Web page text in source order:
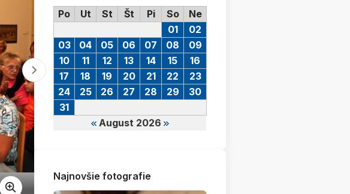
Po
Ut St Št Pi So Ne
August 2026
01
02
03
04 05 06 07 08
09
10
11 12 13 14 15
16
17
18 19 20 21 22
23
24
25 26 27 28 29
30
31
Najnovšie fotografie